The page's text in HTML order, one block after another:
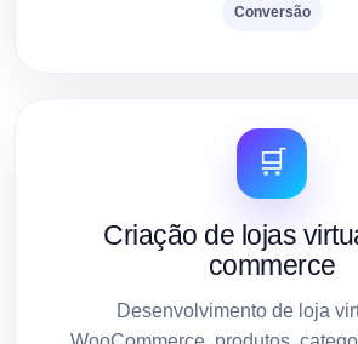
Conversão
🛒
Criação de lojas
commerce
Desenvolvimento de loja